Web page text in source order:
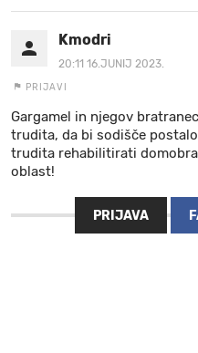
Kmodri
20:11 16.JUNIJ 2023.
PRIJAVI
Gargamel in njegov
trudita, da bi sodišče
trudita rehabilitirati
oblast!
PRIJAVA